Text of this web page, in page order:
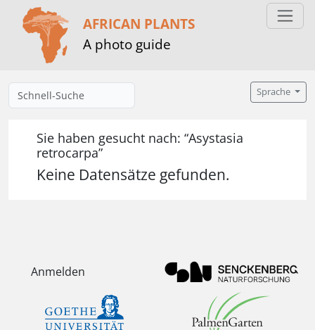
AFRICAN PLANTS
A photo guide
Sprache
Sie haben gesucht nach: “Asystasia
retrocarpa”
Keine Datensätze gefunden.
Anmelden